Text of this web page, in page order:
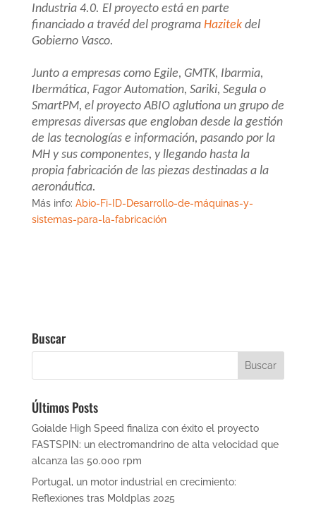
Industria 4.0. El proyecto está en parte
financiado a travéd del programa Hazitekdel
Gobierno Vasco.
Junto a empresas como Egile, GMTK, Ibarmia,
Ibermática, Fagor Automation, Sariki, Segula o
SmartPM, el proyecto ABIO aglutiona un grupo de
empresas diversas que engloban desde la gestión
de las tecnologías e información, pasando por la
MH y sus componentes, y llegando hasta la
propia fabricación de las piezas destinadas a la
aeronáutica.
Más info: Abio-Fi-ID-Desarrollo-de-máquinas-y-
sistemas-para-la-fabricación
Buscar
Últimos Posts
Goialde High Speed finaliza con éxito el proyecto
FASTSPIN: un electromandrino de alta velocidad que
alcanza las 50.000 rpm
Portugal, un motor industrial en crecimiento:
Reflexiones tras Moldplas 2025